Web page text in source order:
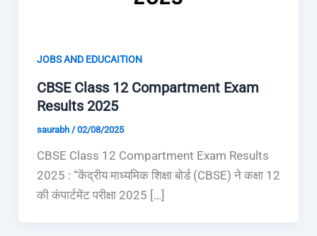
JOBS AND EDUCAITION
CBSE Class 12 Compartment Exam
Results 2025
saurabh /02/08/2025
CBSE Class 12 Compartment Exam Results
2025 : “केंद्रीय माध्यमिक शिक्षा बोर्ड (CBSE) ने कक्षा 12
की कंपार्टमेंट परीक्षा 2025 […]